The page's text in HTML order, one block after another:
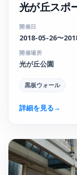
光が丘スポ
開催日
2018-05-26〜
開催場所
光が丘公園
黒板ウォール
詳細を見る→